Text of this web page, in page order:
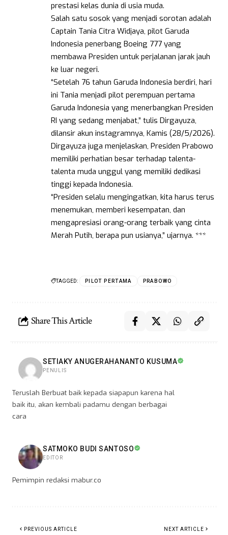
prestasi kelas dunia di usia muda.
Salah satu sosok yang menjadi sorotan adalah
Captain Tania Citra Widjaya, pilot Garuda
Indonesia penerbang Boeing 777 yang
membawa Presiden untuk perjalanan jarak jauh
ke luar negeri.
“Setelah 76 tahun Garuda Indonesia berdiri, hari
ini Tania menjadi pilot perempuan pertama
Garuda Indonesia yang menerbangkan Presiden
RI yang sedang menjabat,” tulis Dirgayuza,
dilansir akun instagramnya, Kamis (28/5/2026).
Dirgayuza juga menjelaskan, Presiden Prabowo
memiliki perhatian besar terhadap talenta-
talenta muda unggul yang memiliki dedikasi
tinggi kepada Indonesia.
“Presiden selalu mengingatkan, kita harus terus
menemukan, memberi kesempatan, dan
mengapresiasi orang-orang terbaik yang cinta
Merah Putih, berapa pun usianya,” ujarnya. ***
TAGGED: PILOT PERTAMA PRABOWO
Share This Article
SETIAKY ANUGERAHANANTO KUSUMA
PENULIS
Teruslah Berbuat baik kepada siapapun karena hal
baik itu, akan kembali padamu dengan berbagai
cara
SATMOKO BUDI SANTOSO
EDITOR
Pemimpin redaksi mabur.co
PREVIOUS ARTICLE NEXT ARTICLE